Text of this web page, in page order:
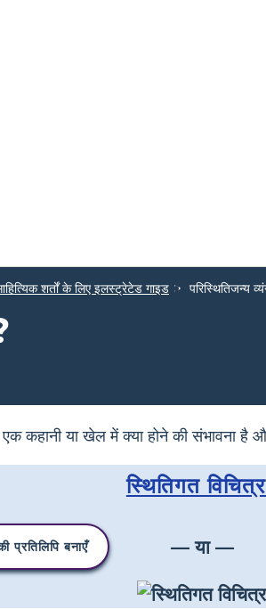
शर्तों के लिए इलस्ट्रेटेड गाइड परिस्थितिजन्य
एक कहानी या खेल में क्या होने की संभावना है
स्थितिगत विचित्र
प्रतिलिपि बनाएँ — या —